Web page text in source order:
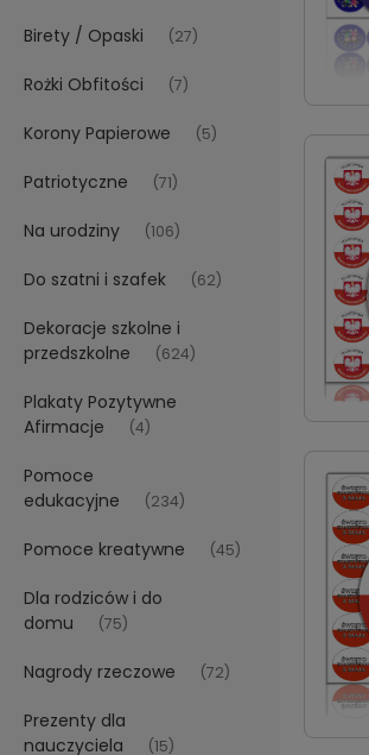
Birety / Opaski (27)
Rożki Obfitości (7)
Korony Papierowe (5)
Patriotyczne (71)
Na urodziny (106)
Do szatni i szafek (62)
Dekoracje szkolne i
przedszkolne
(624)
Plakaty Pozytywne
Afirmacje
(4)
Pomoce
edukacyjne
(234)
Pomoce kreatywne (45)
Dla rodziców i do
domu
(75)
Nagrody rzeczowe (72)
Prezenty dla
nauczyciela
(15)